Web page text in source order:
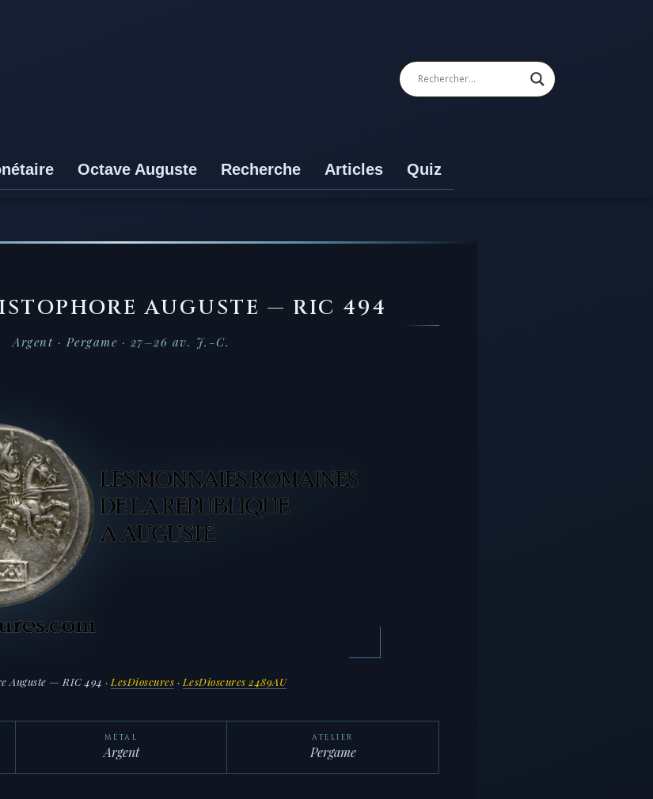
Octave Auguste Recherche Articles Quiz
AUGUSTE — RIC 494
Argent · Pergame · 27–26 av. J.-C.
Auguste — RIC 494 · LesDioscures · LesDioscures 2489AU
MÉTAL
Argent
ATELIER
Pergame